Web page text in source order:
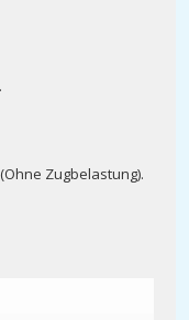
Zugbelastung).